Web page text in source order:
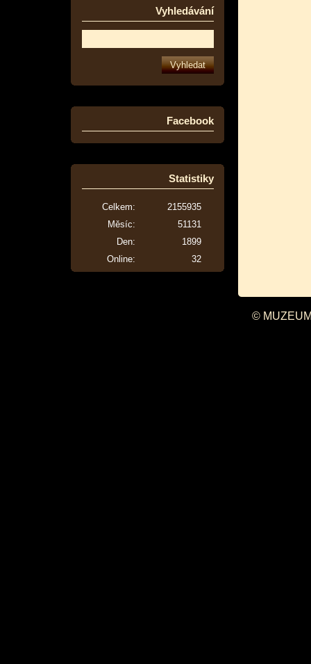
Vyhledávání
Facebook
Statistiky
Online: 32
Celkem:
2155935
Měsíc:
51131
Den:
1899
©